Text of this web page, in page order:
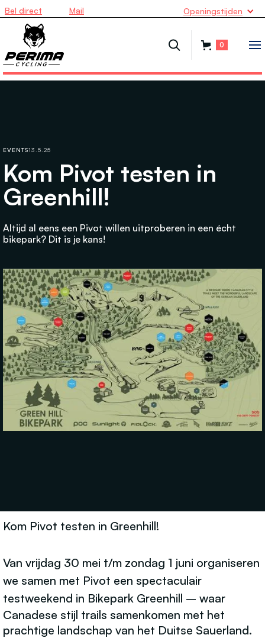
Bel direct Mail Openingstijden
0
EVENTS13.5.25
Kom Pivot testen in
Greenhill!
Altijd al eens een Pivot willen uitproberen in een écht
bikepark? Dit is je kans!
Kom Pivot testen in Greenhill!
Van vrijdag 30 mei t/m zondag 1 juni organiseren
we samen met Pivot een spectaculair
testweekend in Bikepark Greenhill – waar
Canadese stijl trails samenkomen met het
prachtige landschap van het Duitse Sauerland.